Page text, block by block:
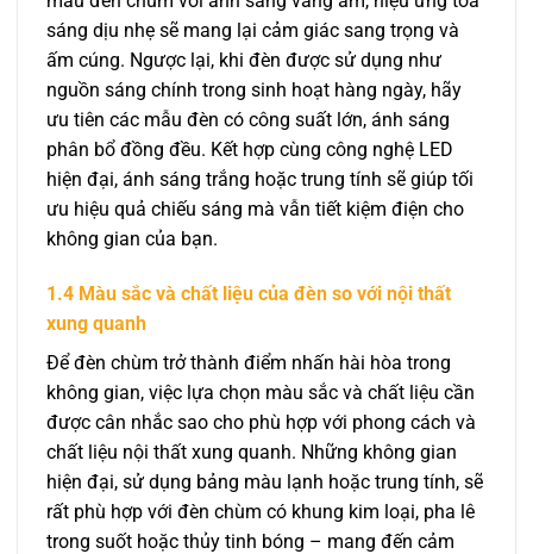
sáng dịu nhẹ sẽ mang lại cảm giác sang trọng và
ấm cúng. Ngược lại, khi đèn được sử dụng như
nguồn sáng chính trong sinh hoạt hàng ngày, hãy
ưu tiên các mẫu đèn có công suất lớn, ánh sáng
phân bổ đồng đều. Kết hợp cùng công nghệ LED
hiện đại, ánh sáng trắng hoặc trung tính sẽ giúp tối
ưu hiệu quả chiếu sáng mà vẫn tiết kiệm điện cho
không gian của bạn.
1.4 Màu sắc và chất liệu của đèn so với nội thất
xung quanh
Để đèn chùm trở thành điểm nhấn hài hòa trong
không gian, việc lựa chọn màu sắc và chất liệu cần
được cân nhắc sao cho phù hợp với phong cách và
chất liệu nội thất xung quanh. Những không gian
hiện đại, sử dụng bảng màu lạnh hoặc trung tính, sẽ
rất phù hợp với đèn chùm có khung kim loại, pha lê
trong suốt hoặc thủy tinh bóng – mang đến cảm